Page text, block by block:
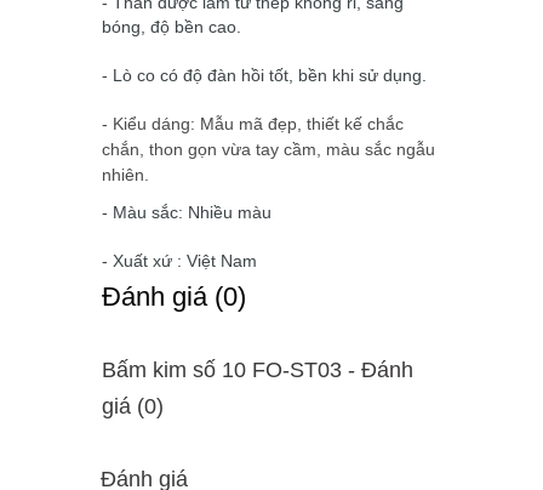
bóng, độ bền cao.
- Lò co có độ đàn hồi tốt, bền khi sử dụng.
- Kiểu dáng: Mẫu mã đẹp, thiết kế chắc
chắn, thon gọn vừa tay cầm, màu sắc ngẫu
nhiên.
- Màu sắc: Nhiều màu
- Xuất xứ : Việt Nam
Ðánh giá (0)
Bấm kim số 10 FO-ST03 - Ðánh
giá (0)
Đánh giá